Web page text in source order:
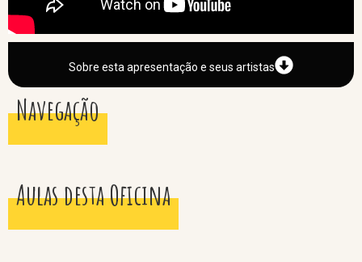
Sobre esta apresentação e seus artistas
Navegação
Aulas desta Oficina